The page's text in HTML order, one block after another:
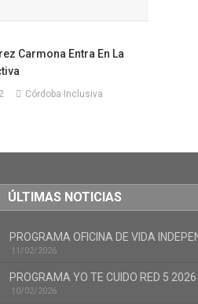
Carmona Entra En La
Córdoba Inclusiva
ÚLTIMAS NOTICIAS
PROGRAMA OFICINA DE VIDA
11/02/2026
PROGRAMA YO TE CUIDO RED 5 2026
10/02/2026